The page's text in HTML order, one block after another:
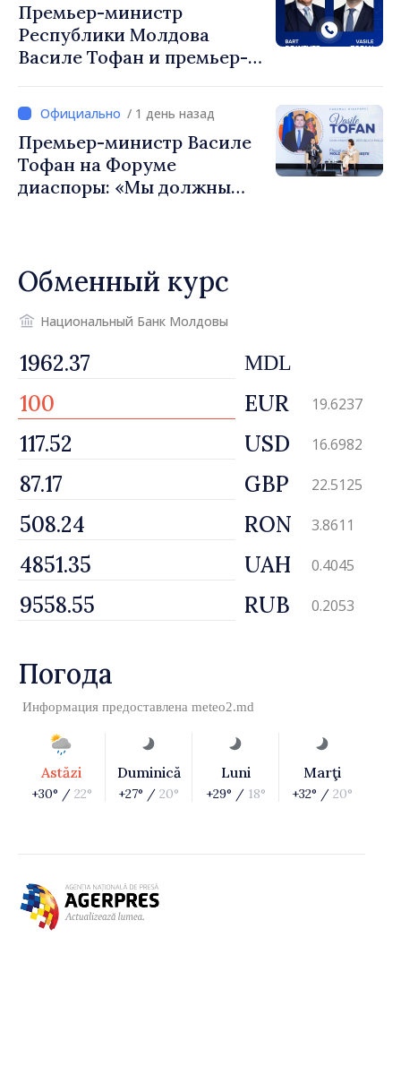
Премьер-министр
Республики Молдова
Василе Тофан и премьер-
Вевер обсудили
европейский путь
Республики Молдова
/ 1 день назад
Премьер-министр Василе
Тофан на Форуме
диаспоры: «Мы должны
движется в правильном
направлении»
Обменный курс
Национальный Банк Молдовы
MDL
EUR 19.6237
USD 16.6982
GBP 22.5125
RON 3.8611
UAH 0.4045
RUB 0.2053
Погода
Информация предоставлена meteo2.md
Astăzi
+30° / 22°
Duminică
+27° / 20°
Luni
+29° / 18°
Marţi
+32° / 20°